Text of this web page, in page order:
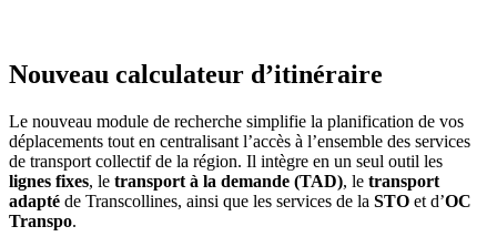
Nouveau calculateur d’itinéraire
Le nouveau module de recherche simplifie la planification de vos
déplacements tout en centralisant l’accès à l’ensemble des services
de transport collectif de la région. Il intègre en un seul outil les
lignes fixes, le transport à la demande (TAD), le transport
adapté de Transcollines, ainsi que les services de la STO et d’OC
Transpo.